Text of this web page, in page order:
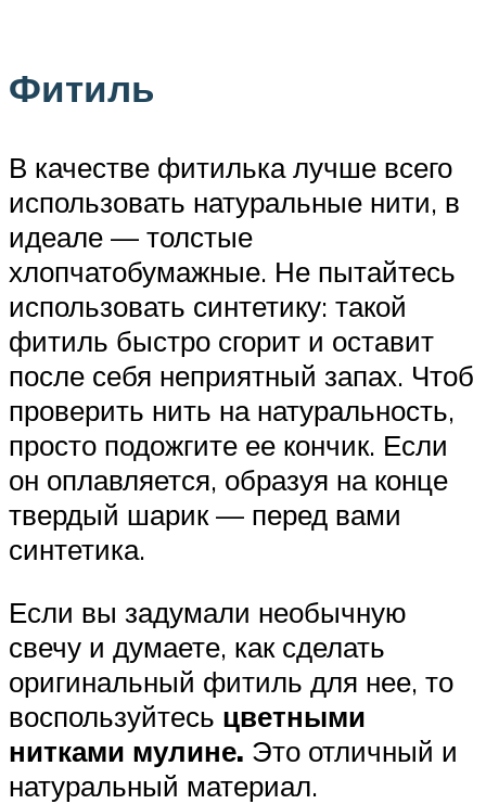
Фитиль
В качестве фитилька лучше всего
использовать натуральные нити, в
идеале — толстые
хлопчатобумажные. Не пытайтесь
использовать синтетику: такой
фитиль быстро сгорит и оставит
после себя неприятный запах. Чтоб
проверить нить на натуральность,
просто подожгите ее кончик. Если
он оплавляется, образуя на конце
твердый шарик — перед вами
синтетика.
Если вы задумали необычную
свечу и думаете, как сделать
оригинальный фитиль для нее, то
воспользуйтесь цветными
нитками мулине. Это отличный и
натуральный материал.